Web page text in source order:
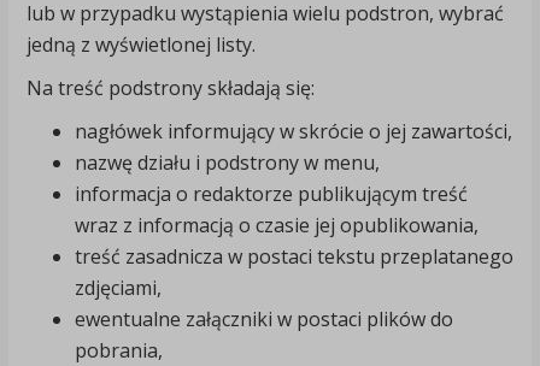
lub w przypadku wystąpienia wielu podstron, wybrać
jedną z wyświetlonej listy.
Na treść podstrony składają się:
nagłówek informujący w skrócie o jej zawartości,
nazwę działu i podstrony w menu,
informacja o redaktorze publikującym treść
wraz z informacją o czasie jej opublikowania,
treść zasadnicza w postaci tekstu przeplatanego
zdjęciami,
ewentualne załączniki w postaci plików do
pobrania,